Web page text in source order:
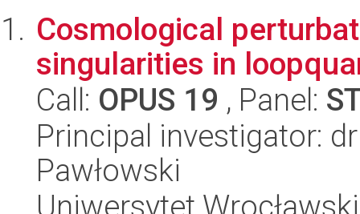
Cosmological
singularities in
Call: OPUS 19 , Panel:
Principal investigator:
Pawłowski
Uniwersytet